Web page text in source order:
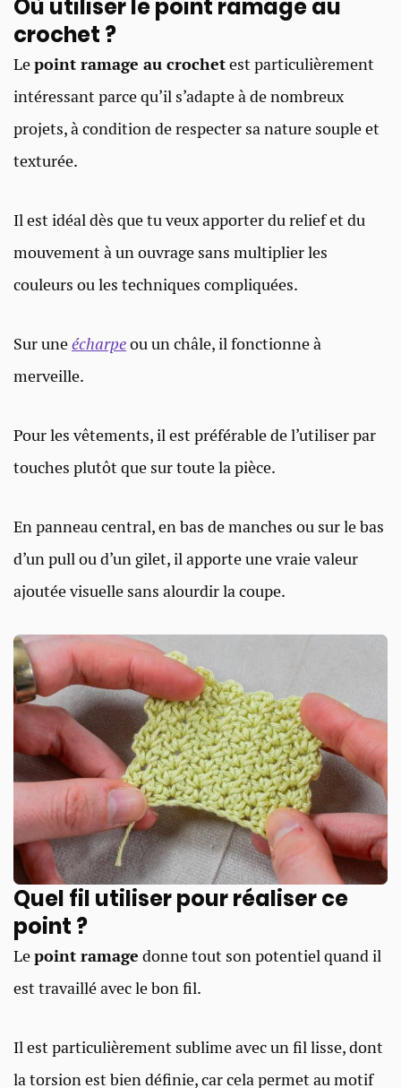
Où utiliser le point ramage au
crochet ?
Lepoint ramage au crochetest particulièrement
intéressant parce qu’il s’adapte à de nombreux
projets, à condition de respecter sa nature souple et
texturée.
Il est idéal dès que tu veux apporter du relief et du
mouvement à un ouvrage sans multiplier les
couleurs ou les techniques compliquées.
Sur uneécharpeou un châle, il fonctionne à
merveille.
Pour les vêtements, il est préférable de l’utiliser par
touches plutôt que sur toute la pièce.
En panneau central, en bas de manches ou sur le bas
d’un pull ou d’un gilet, il apporte une vraie valeur
ajoutée visuelle sans alourdir la coupe.
Quel fil utiliser pour réaliser ce
point ?
Lepoint ramage donne tout son potentiel quand il
est travaillé avec le bon fil.
Il est particulièrement sublime avec un fil lisse, dont
la torsion est bien définie, car cela permet au motif